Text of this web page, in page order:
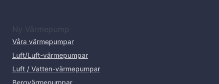
Ny Värmepump
Våra värmepumpar
Luft/Luft-värmepumpar
Luft / Vatten-värmepumpar
Bergvärmepumpar